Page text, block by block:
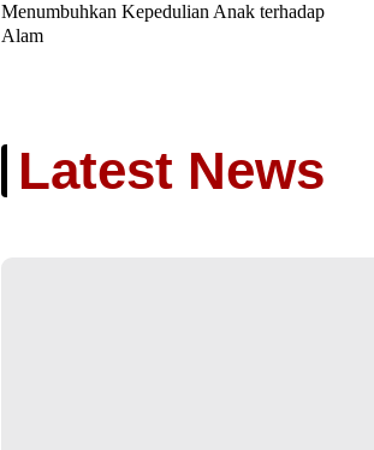
Menumbuhkan Kepedulian Anak terhadap
Alam
Latest News